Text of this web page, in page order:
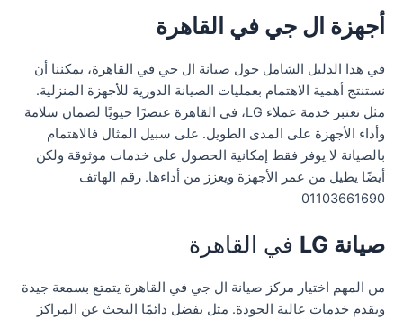
أجهزة ال جي في القاهرة
في هذا الدليل الشامل حول صيانة ال جي في القاهرة، يمكننا أن
نستنتج أهمية الاهتمام بعمليات الصيانة الدورية للأجهزة المنزلية.
مثل تعتبر خدمة عملاء LG، في القاهرة عنصرًا حيويًا لضمان سلامة
وأداء الأجهزة على المدى الطويل. على سبيل المثال فالاهتمام
بالصيانة لا يوفر فقط إمكانية الحصول على خدمات موثوقة ولكن
أيضًا يطيل من عمر الأجهزة ويعزز من أداءها. رقم الهاتف
01103661690
صيانة LG في القاهرة
من المهم اختيار مركز صيانة ال جي في القاهرة يتمتع بسمعة جيدة
ويقدم خدمات عالية الجودة. مثل يفضل دائمًا البحث عن المراكز